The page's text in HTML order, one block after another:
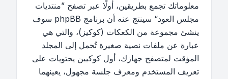
معلوماتك تجمع بطريقين، أولًا عبر تصفح ”منتديات
مجلس العود“ سينتج عنه أن برنامج phpBB سوف
ينشئ مجموعة من الكعكات (كوكيز)، والتي هي
عبارة عن ملفات نصية صغيرة تُحمل إلى المجلد
المؤقت لمتصفح جهازك، أول كوكيين يحتويات على
تعريف المستخدم ومعرف جلسة مجهول، يعينهما